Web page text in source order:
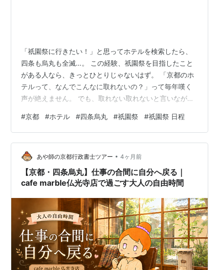
「祇園祭に行きたい！」と思ってホテルを検索したら、
四条も烏丸も全滅…。 この経験、祇園祭を目指したこと
がある人なら、きっとひとりじゃないはず。 「京都のホ
テルって、なんでこんなに取れないの？」って毎年嘆く
声が絶えません。 でも、取れない取れないと言いなが
何が違うのか。 実は「知っておくべきこと」がいくつか
あるだけで、 ホテル選びも観覧も全然変わってきます。
この記事では、祇園祭のホテル事情を正直に、そしてで
きるだけ役に立つ形でお伝えします。 「部屋から山鉾を
上から眺めるなんて贅沢体験、どうやったらできる
の？」 「宵山の夜はどこに泊まるのが正解…
#京都 #ホテル #四条烏丸 #祇園祭 #祇園祭 日程
あや師の京都行政書士ツアー • 4ヶ月前
【京都・四条烏丸】仕事の合間に自分へ戻る｜
cafe marble仏光寺店で過ごす大人の自由時間